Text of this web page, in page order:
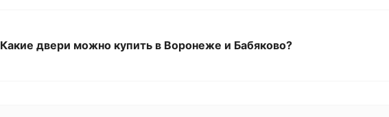
Какие двери можно купить в Воронеже и Бабяково?